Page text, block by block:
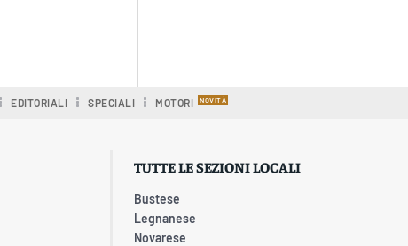
EDITORIALI SPECIALI MOTORI
TUTTE LE SEZIONI LOCALI
Bustese
Legnanese
Novarese